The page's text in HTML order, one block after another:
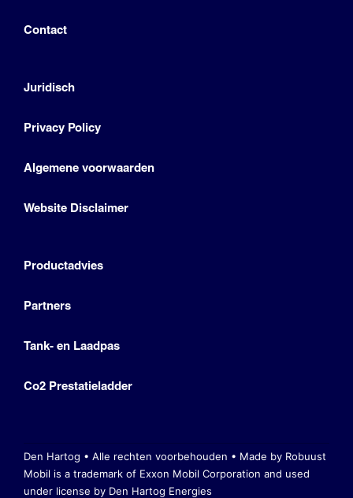
Contact
Juridisch
Privacy Policy
Algemene voorwaarden
Website Disclaimer
Productadvies
Partners
Tank- en Laadpas
Co2 Prestatieladder
Den Hartog • Alle rechten voorbehouden • Made by Robuust
Mobil is a trademark of Exxon Mobil Corporation and used
under license by Den Hartog Energies